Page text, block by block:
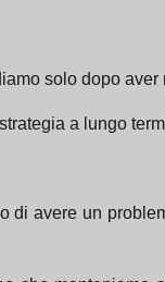
solo dopo
a lungo
di avere un